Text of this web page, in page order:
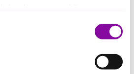
kommer användning av kakor
enligt ovan, inte att ske,
är nödvändiga för att hemsidan
inställningar.